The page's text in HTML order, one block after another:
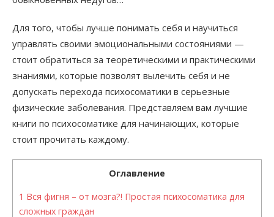
Для того, чтобы лучше понимать себя и научиться
управлять своими эмоциональными состояниями —
стоит обратиться за теоретическими и практическими
знаниями, которые позволят вылечить себя и не
допускать перехода психосоматики в серьезные
физические заболевания. Представляем вам лучшие
книги по психосоматике для начинающих, которые
стоит прочитать каждому.
Оглавление
1 Вся фигня – от мозга?! Простая психосоматика для
сложных граждан